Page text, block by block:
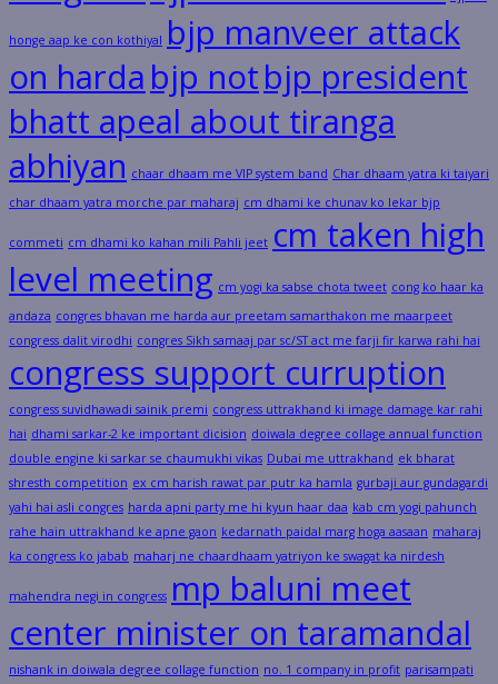
honge aap ke con kothiyal bjp manveer attack
on harda bjp notbjp president
bhatt apeal about tiranga
abhiyan chaar dhaam me VIP system band Char dhaam yatra ki taiyari
char dhaam yatra morche par maharaj cm dhami ke chunav ko lekar bjp
commeti cm dhami ko kahan mili Pahli jeet cm taken high
level meeting cm yogi ka sabse chota tweet cong ko haar ka
andaza congres bhavan me harda aur preetam samarthakon me maarpeet
congress dalit virodhi congres Sikh samaaj par sc/ST act me farji fir karwa rahi hai
congress support curruption
congress suvidhawadi sainik premi congress uttrakhand ki image damage kar rahi
hai dhami sarkar-2 ke important dicision doiwala degree collage annual function
double engine ki sarkar se chaumukhi vikas Dubai me uttrakhand ek bharat
shresth competition ex cm harish rawat par putr ka hamla gurbaji aur gundagardi
yahi hai asli congres harda apni party me hi kyun haar daa kab cm yogi pahunch
rahe hain uttrakhand ke apne gaon kedarnath paidal marg hoga aasaan maharaj
ka congress ko jabab maharj ne chaardhaam yatriyon ke swagat ka nirdesh
mahendra negi in congress mp baluni meet
center minister on taramandal
nishank in doiwala degree collage function no. 1 company in profit parisampati